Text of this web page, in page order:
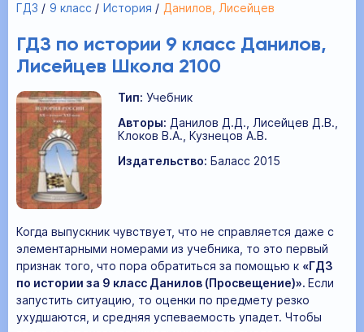
ГДЗ 9 класс История Данилов, Лисейцев
ГДЗ по истории 9 класс Данилов,
Лисейцев Школа 2100
Тип: Учебник
Авторы: Данилов Д.Д., Лисейцев Д.В.,
Клоков В.А., Кузнецов А.В.
Издательство: Баласс 2015
Когда выпускник чувствует, что не справляется даже с
элементарными номерами из учебника, то это первый
признак того, что пора обратиться за помощью к «ГДЗ
по истории за 9 класс Данилов (Просвещение)». Если
запустить ситуацию, то оценки по предмету резко
ухудшаются, и средняя успеваемость упадет. Чтобы